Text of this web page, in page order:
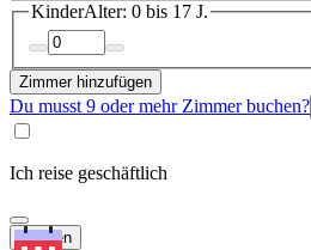
KinderAlter: 0 bis 17 J.
Zimmer hinzufügen
Du musst 9 oder mehr Zimmer buchen?
Ich reise geschäftlich
Suchen